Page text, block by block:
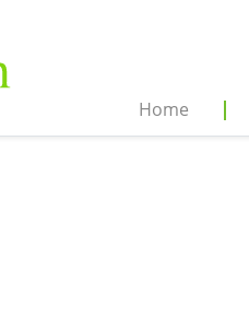
Home